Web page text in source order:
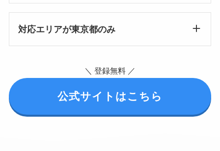
対応エリアが東京都のみ
＼ 登録無料 ／
公式サイトはこちら